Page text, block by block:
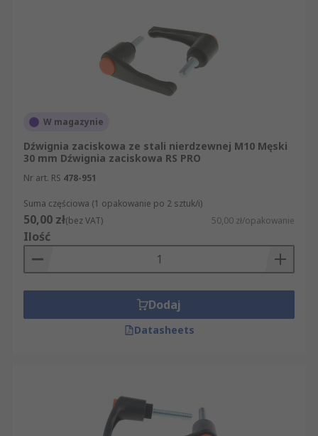
W magazynie
Dźwignia zaciskowa ze stali nierdzewnej M10 Męski
30 mm Dźwignia zaciskowa RS PRO
Nr art. RS 478-951
Suma częściowa (1 opakowanie po 2 sztuk/i)
50,00 zł(bez VAT) 50,00 zł/opakowanie
Ilość
Dodaj
Datasheets